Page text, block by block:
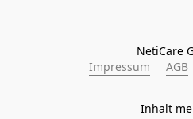
NetiCare
Impressum
AGB
Inhalt